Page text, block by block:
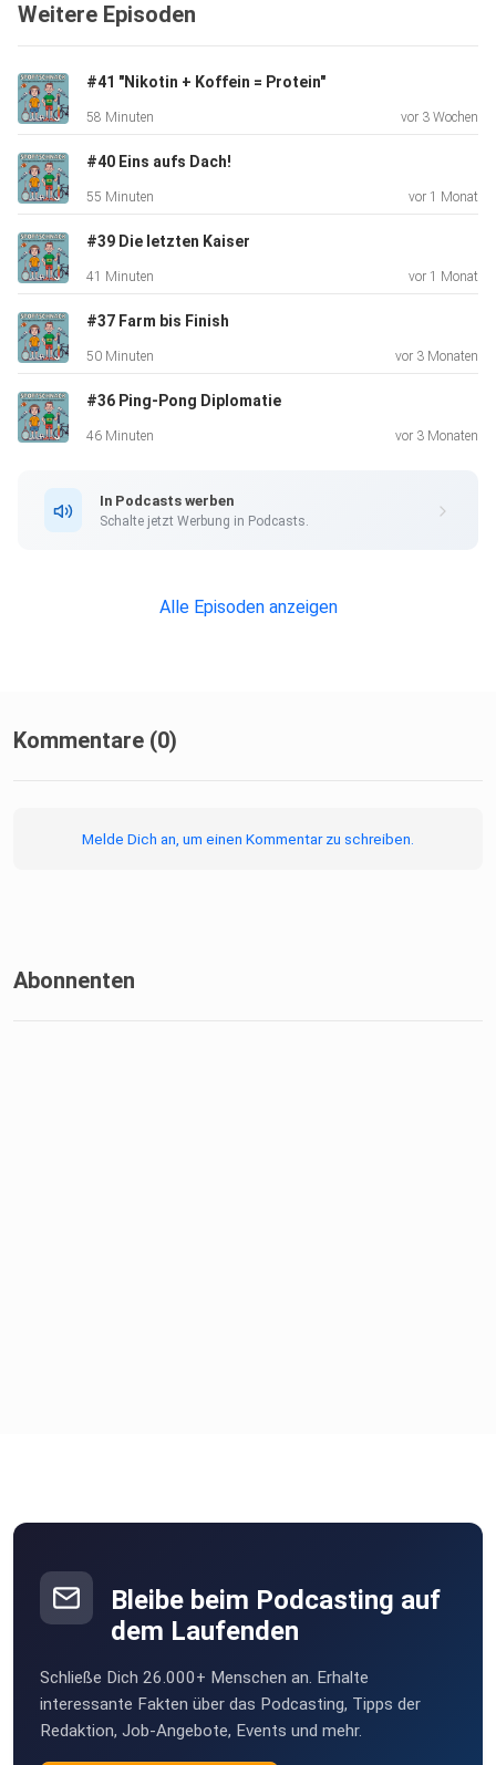
Grenzerfahrungen
klären wir: Was passiert, wenn indigener Ursprung auf
moderne
Sportbürokratie trifft?
Spannende Doku zum Thema (Englisch):
https://www.youtube.com/watch?
v=bY25VJJyXxc&t=3048s
E-Mail
Weitere Episoden
#41 "Nikotin + Koffein = Protein"
58 Minuten vor 3 Wochen
#40 Eins aufs Dach!
55 Minuten vor 1 Monat
#39 Die letzten Kaiser
41 Minuten vor 1 Monat
#37 Farm bis Finish
50 Minuten vor 3 Monaten
#36 Ping-Pong Diplomatie
46 Minuten vor 3 Monaten
In Podcasts werben
Schalte jetzt Werbung in Podcasts.
Alle Episoden anzeigen
Kommentare (0)
Melde Dich an, um einen Kommentar zu schreiben.
Abonnenten
Bleibe beim Podcasting auf
dem Laufenden
Schließe Dich 26.000+ Menschen an. Erhalte
interessante Fakten über das Podcasting, Tipps der
Redaktion, Job-Angebote, Events und mehr.